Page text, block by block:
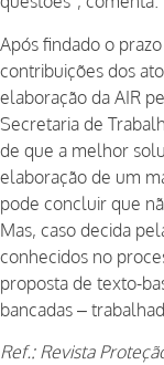
Após findado o
contribuições dos
elaboração da AIR
Secretaria de
de que a melhor
elaboração de um
pode concluir que
Mas, caso decida
conhecidos no
proposta de texto-
bancadas –
Ref.: Revista